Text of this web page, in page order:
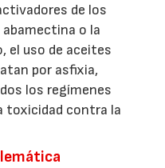
de los
o la
el uso de aceites
por asfixia,
los regímenes
toxicidad contra la